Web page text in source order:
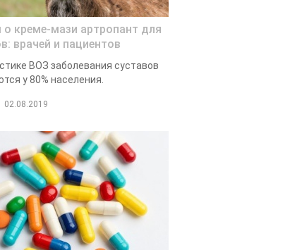
креме-мази артропант для
врачей и пациентов
ВОЗ заболевания суставов
у 80% населения.
02.08.2019